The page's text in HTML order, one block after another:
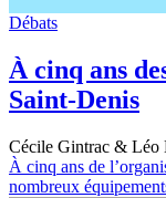
Débats
À cinq ans
Saint-Denis
Cécile Gintrac & Léo
À cinq ans de
nombreux